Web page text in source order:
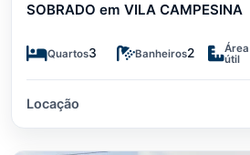
SOBRADO em VILA CAMPESINA
Quartos3 Banheiros2
Área
útil
Locação